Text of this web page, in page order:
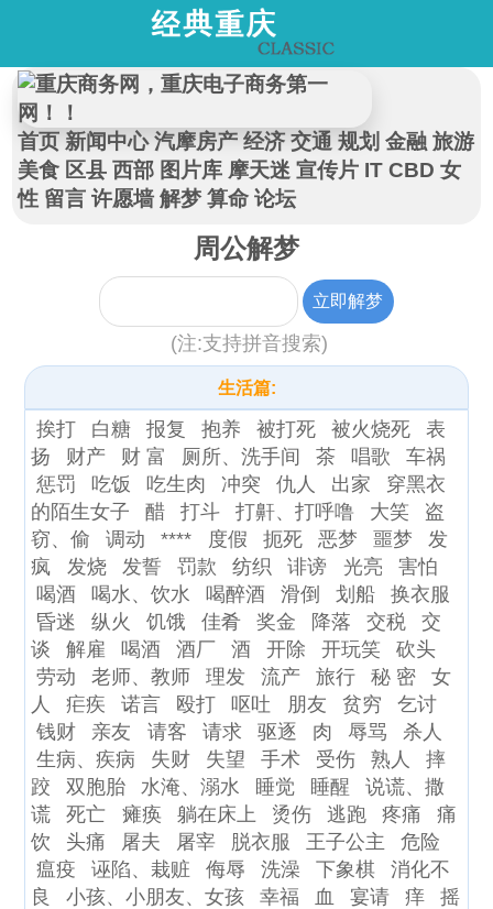
首页 新闻中心 汽摩房产 经济 交通 规划 金融 旅游
美食 区县 西部 图片库 摩天迷 宣传片 IT CBD 女
性 留言 许愿墙 解梦 算命 论坛
周公解梦
(注:支持拼音搜索)
生活篇:
挨打 白糖 报复 抱养 被打死 被火烧死
表
扬
财产 财 富 厕所、洗手间 茶 唱歌
车祸
惩罚
吃饭 吃生肉 冲突 仇人 出家
穿黑衣
的陌生女子
醋 打斗 打鼾、打呼噜 大笑
盗
窃、偷
调动 **** 度假 扼死 恶梦 噩梦
发
疯
发烧 发誓 罚款 纺织 诽谤 光亮
害怕
喝酒
喝水、饮水 喝醉酒 滑倒 划船
换衣服
昏迷
纵火 饥饿 佳肴 奖金 降落 交税
交
谈
解雇 喝酒 酒厂 酒 开除 开玩笑
砍头
劳动
老师、教师 理发 流产 旅行 秘 密
女
人
疟疾 诺言 殴打 呕吐 朋友 贫穷
乞讨
钱财
亲友 请客 请求 驱逐 肉 辱骂
杀人
生病、疾病
失财 失望 手术 受伤 熟人
摔
跤
双胞胎 水淹、溺水 睡觉 睡醒
说谎、撒
谎
死亡 瘫痪 躺在床上 烫伤 逃跑 疼痛
痛
饮
头痛 屠夫 屠宰 脱衣服 王子公主
危险
瘟疫
诬陷、栽赃 侮辱 洗澡 下象棋
消化不
良
小孩、小朋友、女孩 幸福 血 宴请 痒
摇